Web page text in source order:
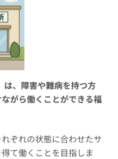
は、障害や難病を持つ方
がら働くことができる福
ぞれの状態に合わせたサ
て働くことを目指しま